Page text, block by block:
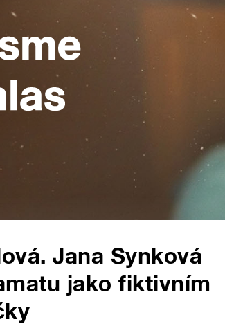
Jana Synková
jako fiktivním